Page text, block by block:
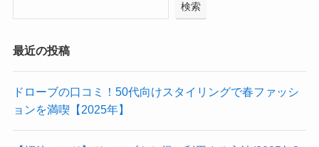
検索
最近の投稿
ドローブの口コミ！50代向けスタイリングで春ファッシ
ョンを満喫【2025年】